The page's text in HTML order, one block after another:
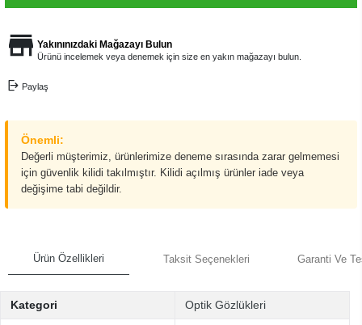
Yakınınızdaki Mağazayı Bulun
Ürünü incelemek veya denemek için size en yakın mağazayı bulun.
Paylaş
Önemli:
Değerli müşterimiz, ürünlerimize deneme sırasında zarar gelmemesi
için güvenlik kilidi takılmıştır. Kilidi açılmış ürünler iade veya
değişime tabi değildir.
Ürün Özellikleri Taksit Seçenekleri Garanti Ve
Kategori Optik Gözlükleri